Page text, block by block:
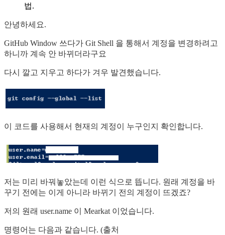
법.
안녕하세요.
GitHub Window 쓰다가 Git Shell 을 통해서 계정을 변경하려고
하니까 계속 안 바뀌더라구요
다시 깔고 지우고 하다가 겨우 발견했습니다.
이 코드를 사용해서 현재의 계정이 누구인지 확인합니다.
저는 미리 바꿔놓았는데 이런 식으로 뜹니다. 원래 계정을 바
꾸기 전에는 이게 아니라 바뀌기 전의 계정이 뜨겠죠?
저의 원래 user.name 이 Mearkat 이었습니다.
명령어는 다음과 같습니다. (출처